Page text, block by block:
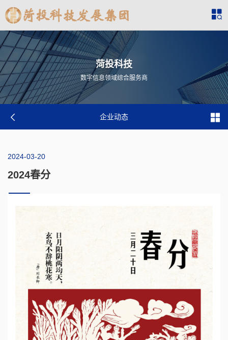
菏投科技
数字信息领域综合服务商
企业动态
2024-03-20
2024春分